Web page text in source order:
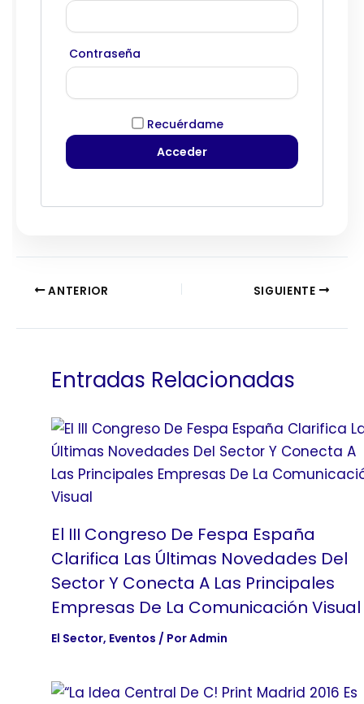
Contraseña
Recuérdame
ANTERIOR SIGUIENTE
Entradas Relacionadas
El III Congreso De Fespa España
Clarifica Las Últimas Novedades Del
Sector Y Conecta A Las Principales
Empresas De La Comunicación Visual
El Sector, Eventos / PorAdmin